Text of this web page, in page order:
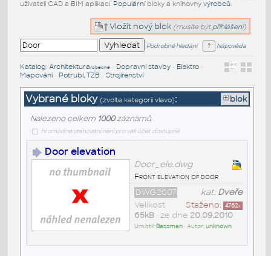
uživateli CAD a BIM aplikací. Populárníbloky a knihovny výrobců.
Vložit nový blok (musíte být přihlášeni)
Podrobné hledání Nápověda
Katalog: Architektura/obecné• Dopravní stavby• Elektro•
Mapování• Potrubí, TZB • Strojírenství
Vybrané bloky (zvolte kategorii vlevo): blok
Nalezeno celkem 1000záznamů
hromadné stahování není pro váš účet dostupné
Door elevation
Door_ele.dwg
Front elevation of door
kat:Dveře
DWG2007
Staženo: 4762x
Velikost
65kB• ze dne 20.09.2010
Umístil: Bassman• Autor:unknown